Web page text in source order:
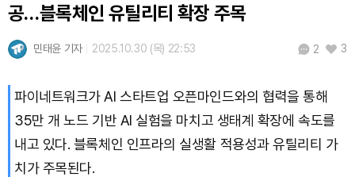
공…블록체인 유틸리티 확장 주목
민태윤 기자 2025.10.30 (목) 22:53 2 3
파이네트워크가 AI 스타트업 오픈마인드와의 협력을 통해
35만 개 노드 기반 AI 실험을 마치고 생태계 확장에 속도를
내고 있다. 블록체인 인프라의 실생활 적용성과 유틸리티 가
치가 주목된다.